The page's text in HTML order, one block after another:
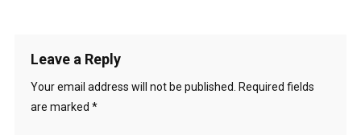
Leave a Reply
Your email address will not be published.
Required fields
are marked *